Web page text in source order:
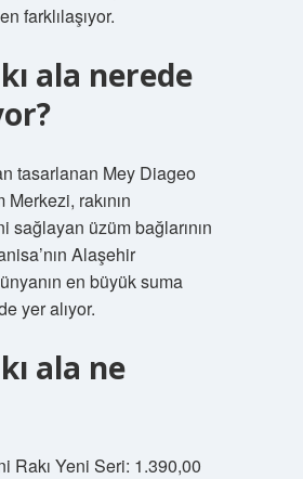
farklılaşıyor.
ala nerede
tasarlanan Mey Diageo
Merkezi, rakının
sağlayan üzüm bağlarının
Alaşehir
en büyük suma
yer alıyor.
ala ne
Rakı Yeni Seri: 1.390,00